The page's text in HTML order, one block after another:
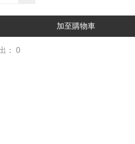
加至購物車
： 0